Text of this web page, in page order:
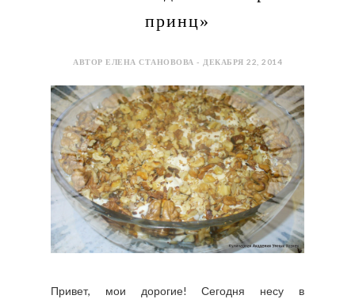
принц»
АВТОР ЕЛЕНА СТАНОВОВА - ДЕКАБРЯ 22, 2014
Привет, мои дорогие! Сегодня несу в